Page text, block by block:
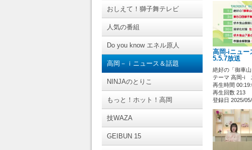
おしえて！獅子舞テレビ
人気の番組
Do you know エネル原人
高岡－ｉニュース＆話題
NINJAのとりこ
もっと！ホット！高岡
技WAZA
GEIBUN 15
高岡-iニュー
5.5.7放送
絶好の「御車
テーマ 高岡-i
再生時間
再生回数 213
登録日 2025/